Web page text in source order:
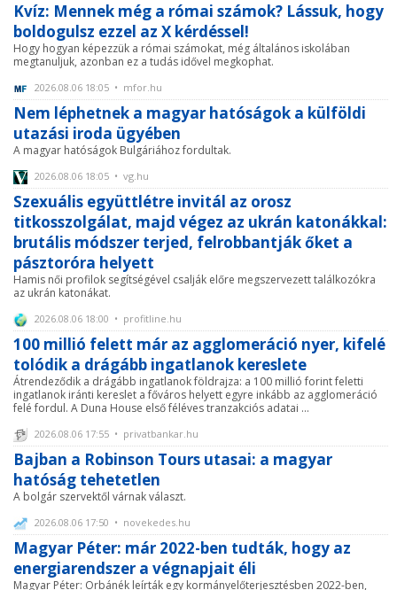
Kvíz: Mennek még a római számok? Lássuk, hogy
boldogulsz ezzel az X kérdéssel!
Hogy hogyan képezzük a római számokat, még általános iskolában
megtanuljuk, azonban ez a tudás idővel megkophat.
2026.08.06 18:05 • mfor.hu
Nem léphetnek a magyar hatóságok a külföldi
utazási iroda ügyében
A magyar hatóságok Bulgáriához fordultak.
2026.08.06 18:05 • vg.hu
Szexuális együttlétre invitál az orosz
titkosszolgálat, majd végez az ukrán katonákkal:
brutális módszer terjed, felrobbantják őket a
pásztoróra helyett
Hamis női profilok segítségével csalják előre megszervezett találkozókra
az ukrán katonákat.
2026.08.06 18:00 • profitline.hu
100 millió felett már az agglomeráció nyer, kifelé
tolódik a drágább ingatlanok kereslete
Átrendeződik a drágább ingatlanok földrajza: a 100 millió forint feletti
ingatlanok iránti kereslet a főváros helyett egyre inkább az agglomeráció
felé fordul. A Duna House első féléves tranzakciós adatai ...
2026.08.06 17:55 • privatbankar.hu
Bajban a Robinson Tours utasai: a magyar
hatóság tehetetlen
A bolgár szervektől várnak választ.
2026.08.06 17:50 • novekedes.hu
Magyar Péter: már 2022-ben tudták, hogy az
energiarendszer a végnapjait éli
Magyar Péter: Orbánék leírták egy kormányelőterjesztésben 2022-ben,